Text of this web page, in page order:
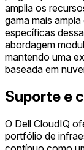
amplia os
gama mais
específicas
abordagem
mantendo uma
baseada em
Suporte e
O Dell CloudIQ
portfólio de